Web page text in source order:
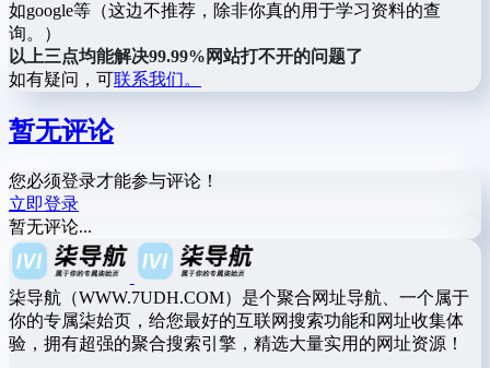
如google等（这边不推荐，除非你真的用于学习资料的查
询。）
以上三点均能解决99.99%网站打不开的问题了
如有疑问，可联系我们。
暂无评论
您必须登录才能参与评论！
立即登录
暂无评论...
柒导航（WWW.7UDH.COM）是个聚合网址导航、一个属于
你的专属柒始页，给您最好的互联网搜索功能和网址收集体
验，拥有超强的聚合搜索引擎，精选大量实用的网址资源！